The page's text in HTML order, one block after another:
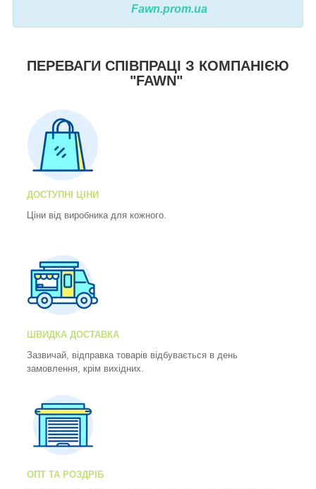
Fawn.prom.ua
ПЕРЕВАГИ СПІВПРАЦІ З КОМПАНІЄЮ
"FAWN"
ДОСТУПНІ ЦІНИ
Ціни від виробника для кожного.
ШВИДКА ДОСТАВКА
Зазвичай, відправка товарів відбувається в день
замовлення, крім вихідних.
ОПТ ТА РОЗДРІБ